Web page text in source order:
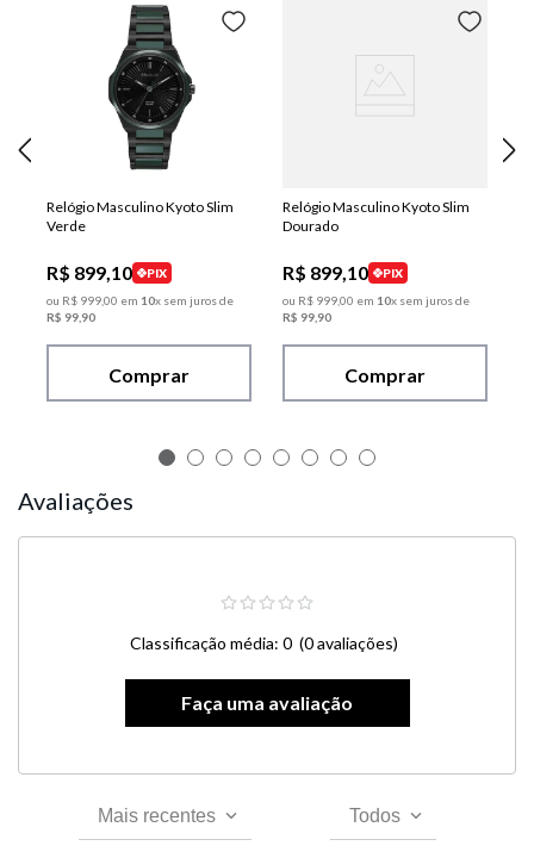
Relógio Masculino Kyoto Slim
Verde
R$ 899,10
PIX
ou R$ 99900 em 10x sem juros de
R$ 99 90
Comprar
Relógio Masculino Kyoto Slim
Dourado
R$ 899,10
PIX
ou R$ 99900 em 10x sem juros de
R$ 99 90
Comprar
Avaliações
Classificação média: 0 (0 avaliações)
Mais recentes Todos